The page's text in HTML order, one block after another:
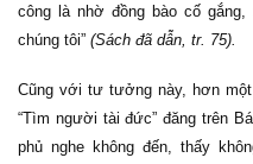
công là nhờ đồng bào cố
chúng tôi” (Sách đã dẫn, tr. 75).
Cũng với tư tưởng này, hơn một
“Tìm người tài đức” đăng trên
phủ nghe không đến, thấy